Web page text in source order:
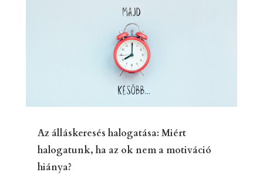
Az álláskeresés halogatása: Miért
halogatunk, ha az ok nem a motiváció
hiánya?